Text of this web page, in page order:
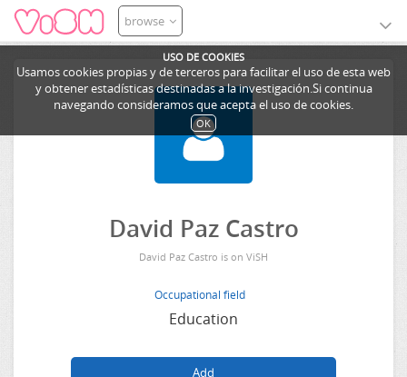
USO DE COOKIES
Usamos cookies propias y de terceros para facilitar el uso de esta web
y obtener estadísticas destinadas a la investigación.Si continua
navegando consideramos que acepta el uso de cookies.
OK
browse
David Paz Castro
David Paz Castro is on ViSH
Occupational field
Education